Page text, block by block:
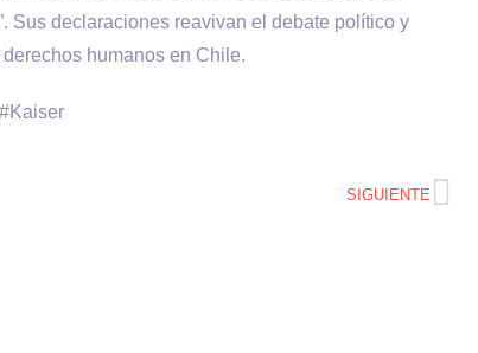
Sus declaraciones reavivan el debate político y
humanos en Chile.
SIGUIENTE